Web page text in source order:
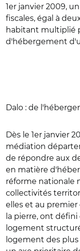
1er janvier 2009,
fiscales, égal à
habitant multiplié
d'hébergement
Dalo : de
Dès le 1er janvier
médiation
de répondre aux
en matière
réforme nationale
collectivités
elles et au premier
la pierre, ont
logement
logement des